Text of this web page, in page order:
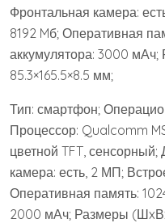
Фронтальная камера:
8192 Mб; Оперативная
аккумулятора: 3000
85.3×165.5×8.5 мм;
Тип: смартфон;
Процессор: Qualcomm
цветной TFT, сенсорный;
камера: есть, 2 МП;
Оперативная память:
2000 мАч; Размеры